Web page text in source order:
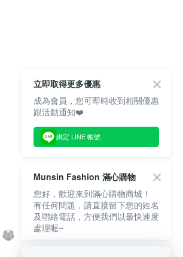
立即取得更多優惠
成為會員，您可即時收到相關優惠
跟活動通知❤️
綁定 LINE 帳號
Munsin Fashion 滿心購物
您好，歡迎來到滿心購物商城！
有任何問題，請直接留下您的姓名
及聯絡電話，方便我們以最快速度
處理喔~